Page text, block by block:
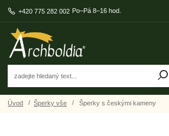
+420 775 282 002 Po–Pá 8–16 hod.
Úvod Šperky vše Šperky s českými kameny